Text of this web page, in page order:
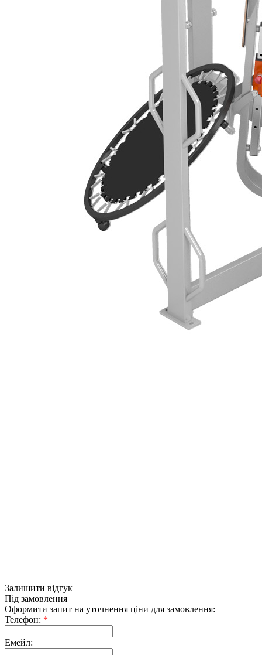
Залишити відгук
Під замовлення
Оформити запит на уточнення ціни для замовлення:
Телефон: *
Емейл: